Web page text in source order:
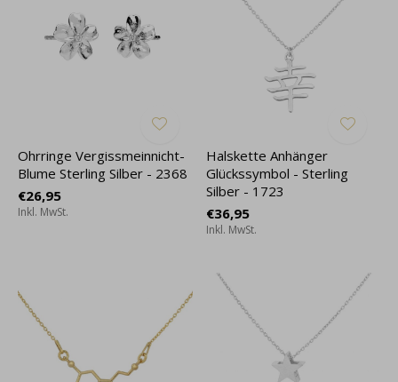
Ohrringe Vergissmeinnicht-
Blume Sterling Silber - 2368
€26,95
Inkl. MwSt.
Halskette Anhänger
Glückssymbol - Sterling
Silber - 1723
€36,95
Inkl. MwSt.